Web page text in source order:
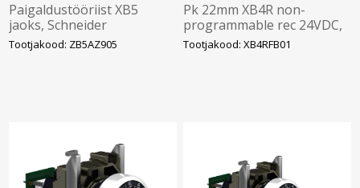
Paigaldustööriist XB5
jaoks, Schneider
Tootjakood: ZB5AZ905
Pk 22mm XB4R non-
programmable rec 24VDC,
Schneider
Tootjakood: XB4RFB01